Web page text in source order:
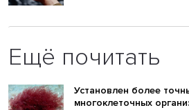
Ещё почитать
Установлен более
многоклеточных